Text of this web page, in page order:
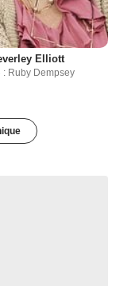
Elliott
: Ruby Dempsey